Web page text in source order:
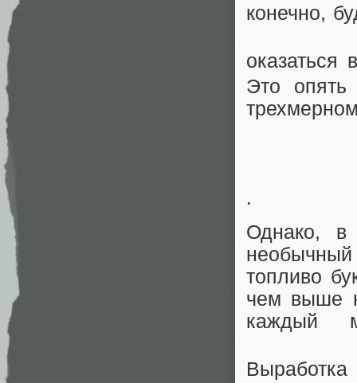
конечно,
оказаться
Это опять
.
Однако, в
необычный
топливо
чем выше
каждый